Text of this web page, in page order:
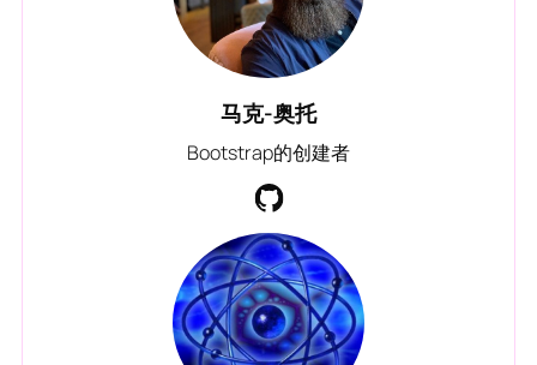
马克-奥托
Bootstrap的创建者